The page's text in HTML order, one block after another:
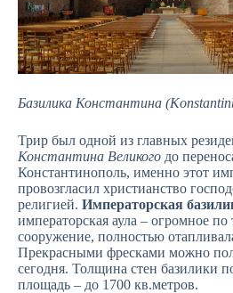
Базилика Константина
Трир был одной из главных
Константина Великого до
Константинополь, именно этот
провозгласил христианство
религией. Императорская
императорская аула – огромное
сооружение, полностью
Прекрасными фресками можно
сегодня. Толщина стен базилики
площадь – до 1700 кв.метров.